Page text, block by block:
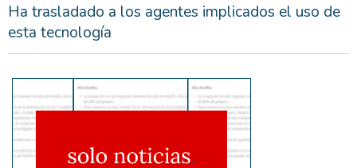
Ha trasladado a los agentes implicados el uso de
esta tecnología